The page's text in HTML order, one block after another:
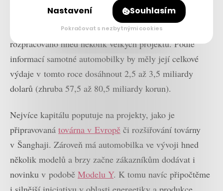
Peníze se určitě hodí, protože Tesla má momentálně
rozpracováno hned několik velkých projektů. Podle
informací samotné automobilky by měly její celkové
výdaje v tomto roce dosáhnout 2,5 až 3,5 miliardy
dolarů (zhruba 57,5 až 80,5 miliardy korun).
Nejvíce kapitálu poputuje na projekty, jako je
připravovaná továrna v Evropě či rozšiřování továrny
v Šanghaji. Zároveň má automobilka ve vývoji hned
několik modelů a brzy začne zákazníkům dodávat i
novinku v podobě Modelu Y. K tomu navíc připočtěme
Nastavení Souhlasím
Pokračovat s nezbytnými cookies